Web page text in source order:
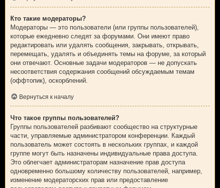
Кто такие модераторы?
Модераторы — это пользователи (или группы пользователей),
которые ежедневно следят за форумами. Они имеют право
редактировать или удалять сообщения, закрывать, открывать,
перемещать, удалять и объединять темы на форуме, за который
они отвечают. Основные задачи модераторов — не допускать
несоответствия содержания сообщений обсуждаемым темам
(оффтопик), оскорблений.
Вернуться к началу
Что такое группы пользователей?
Группы пользователей разбивают сообщество на структурные
части, управляемые администратором конференции. Каждый
пользователь может состоять в нескольких группах, и каждой
группе могут быть назначены индивидуальные права доступа.
Это облегчает администраторам назначение прав доступа
одновременно большому количеству пользователей, например,
изменение модераторских прав или предоставление